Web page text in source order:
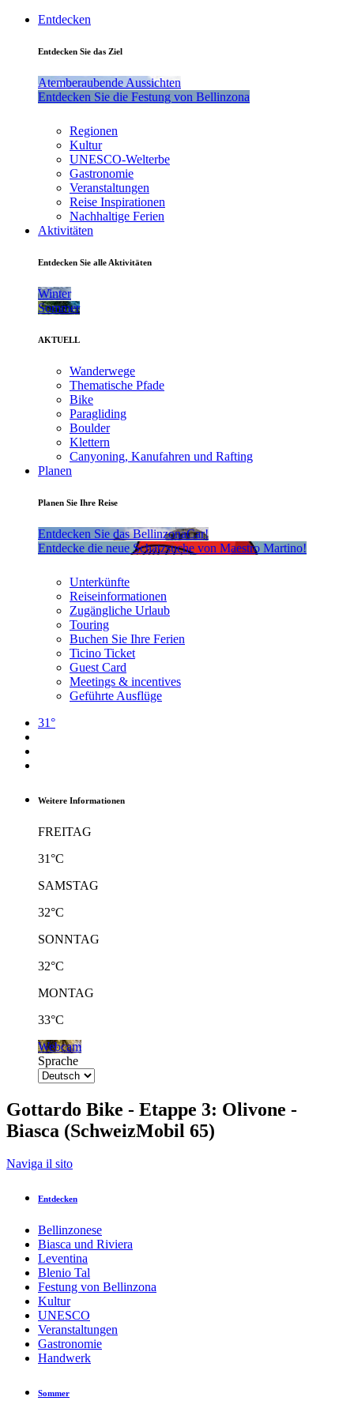
Entdecken
Entdecken Sie das Ziel
Atemberaubende Aussichten
Entdecken Sie die Festung von Bellinzona
Regionen
Kultur
UNESCO-Welterbe
Gastronomie
Veranstaltungen
Reise Inspirationen
Nachhaltige Ferien
Aktivitäten
Entdecken Sie alle Aktivitäten
Winter
Sommer
AKTUELL
Wanderwege
Thematische Pfade
Bike
Paragliding
Boulder
Klettern
Canyoning, Kanufahren und Rafting
Planen
Planen Sie Ihre Reise
Entdecken Sie das BellinzonaCar!
Entdecke die neue Schatzsuche von Maestro Martino!
Unterkünfte
Reiseinformationen
Zugängliche Urlaub
Touring
Buchen Sie Ihre Ferien
Ticino Ticket
Guest Card
Meetings & incentives
Geführte Ausflüge
31°
Weitere Informationen
FREITAG
31°C
SAMSTAG
32°C
SONNTAG
32°C
MONTAG
33°C
Webcam
Sprache
Gottardo Bike - Etappe 3: Olivone -
Biasca (SchweizMobil 65)
Zurück zur Übersicht
Topempfohlene Tour
Gottardo Bike - Etappe 3: Olivone -
Biasca (SchweizMobil 65)
Auswählen
Verantwortlich für diesen Inhalt
Bellinzona e Valli Turismo
Foto: Bellinzona e Valli Turismo
Naviga il sito
Entdecken
Bellinzonese
Biasca und Riviera
Leventina
Blenio Tal
Festung von Bellinzona
Kultur
UNESCO
Veranstaltungen
Gastronomie
Handwerk
Sommer